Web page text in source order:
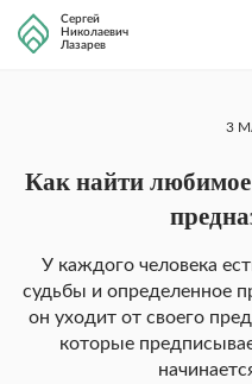
Сергей
Николаевич
Лазарев
3
Как найти любимое
У каждого человека
судьбы и определенное
он уходит от своего
которые